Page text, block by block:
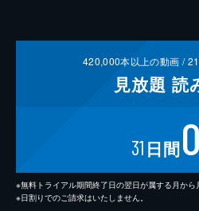
420,000本以上の動画 /
見放題 読
31 日間0
※無料トライアル期間終了日の翌日が属する月から
※日割りでのご請求はいたしません。